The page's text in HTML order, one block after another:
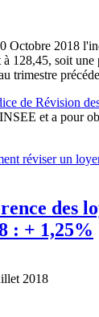
Octobre 2018
128,45, soit une
trimestre
de Révision
et a pour
réviser un
des
: + 1,25%
2018